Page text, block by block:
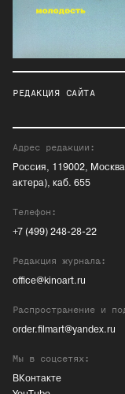
РЕДАКЦИЯ САЙТА
Адрес редакции:
Россия, 119002,
актера), каб. 655
Телефон:
+7 (499) 248-28-22
Редакция журнала:
office@kinoart.ru
Распространение и
order.filmart@yandex.ru
Мы в соцсетях:
ВКонтакте